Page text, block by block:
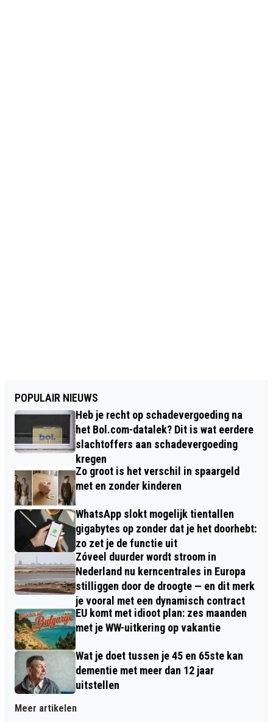
POPULAIR NIEUWS
Heb je recht op schadevergoeding na
het Bol.com-datalek? Dit is wat eerdere
slachtoffers aan schadevergoeding
kregen
Zo groot is het verschil in spaargeld
met en zonder kinderen
WhatsApp slokt mogelijk tientallen
gigabytes op zonder dat je het doorhebt:
zo zet je de functie uit
Zóveel duurder wordt stroom in
Nederland nu kerncentrales in Europa
stilliggen door de droogte — en dit merk
je vooral met een dynamisch contract
EU komt met idioot plan: zes maanden
met je WW-uitkering op vakantie
Wat je doet tussen je 45 en 65ste kan
dementie met meer dan 12 jaar
uitstellen
Meer artikelen